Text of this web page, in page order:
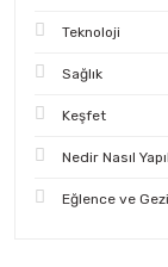
Teknoloji
Sağlık
Keşfet
Nedir Nasıl
Eğlence ve Gezi